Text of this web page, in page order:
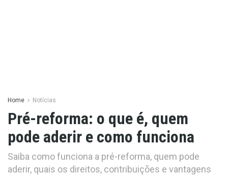
Home Notícias
Pré-reforma: o que é, quem
pode aderir e como funciona
Saiba como funciona a pré-reforma, quem pode
aderir, quais os direitos, contribuições e vantagens